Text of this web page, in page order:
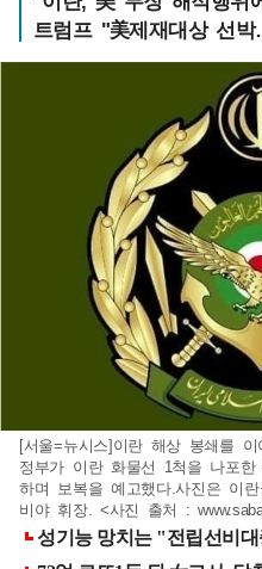
트럼프 "美제재대상 선
[서울=뉴시스]이란 해상 봉쇄를
정부가 이란 화물선 1척을 나포
하며 보복을 예고했다.사진은 이
비야 휘장. <사진 출처 :